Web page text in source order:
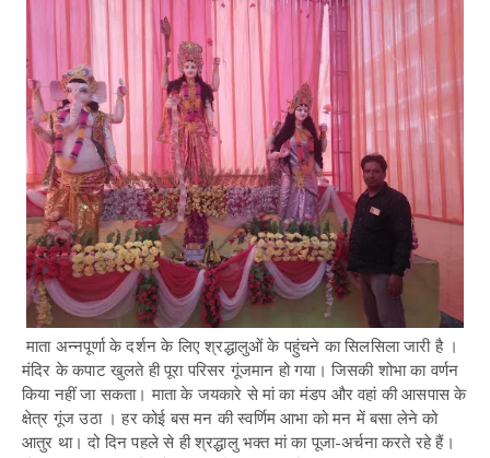
माता अन्नपूर्णा के दर्शन के लिए श्रद्धालुओं के पहुंचने का सिलसिला जारी है ।
मंदिर के कपाट खुलते ही पूरा परिसर गूंजमान हो गया। जिसकी शोभा का वर्णन
किया नहीं जा सकता। माता के जयकारे से मां का मंडप और वहां की आसपास के
क्षेत्र गूंज उठा । हर कोई बस मन की स्वर्णिम आभा को मन में बसा लेने को
आतुर था। दो दिन पहले से ही श्रद्धालु भक्त मां का पूजा-अर्चना करते रहे हैं।